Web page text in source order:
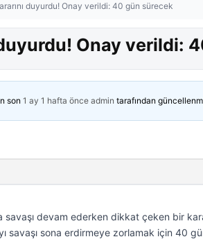
duyurdu! Onay verildi: 40 gün sürecek
Onay verildi:
son 1 ay 1 hafta önce admin tarafından
savaşı devam ederken dikkat çeken bir
savaşı sona erdirmeye zorlamak için 40